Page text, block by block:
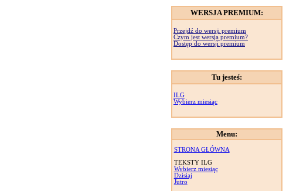
WERSJA PREMIUM:
Przejdź do wersji premium
Czym jest wersja premium?
Dostęp do wersji premium
Tu jesteś:
ILG
Wybierz miesiąc
Menu:
STRONA GŁÓWNA
TEKSTY ILG
Wybierz miesiąc
Dzisiaj
Jutro